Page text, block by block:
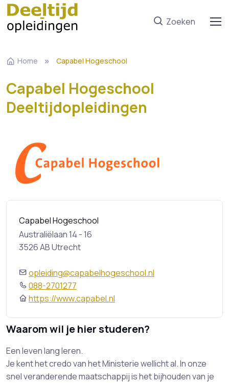
Zoeken
Home Capabel Hogeschool
Capabel Hogeschool
Deeltijdopleidingen
Capabel Hogeschool
Australiëlaan 14 - 16
3526 AB Utrecht
opleiding@capabelhogeschool.nl
088-2701277
https://www.capabel.nl
Waarom wil je hier studeren?
Een leven lang leren.
Je kent het credo van het Ministerie wellicht al. In onze
snel veranderende maatschappij is het bijhouden van je